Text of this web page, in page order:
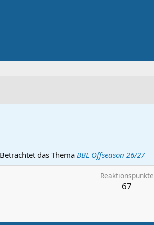
Betrachtet das Thema BBL Offseason 26/27
Reaktionspunkte
67